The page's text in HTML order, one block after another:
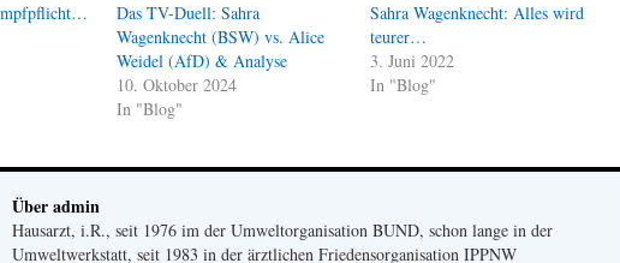
Das TV-Duell: Sahra
Wagenknecht (BSW) vs. Alice
Weidel (AfD) & Analyse
10. Oktober 2024
In "Blog"
Sahra Wagenknecht: Alles wird
teurer…
3. Juni 2022
In "Blog"
Über admin
Hausarzt, i.R., seit 1976 im der Umweltorganisation BUND, schon lange in der
Umweltwerkstatt, seit 1983 in der ärztlichen Friedensorganisation IPPNW